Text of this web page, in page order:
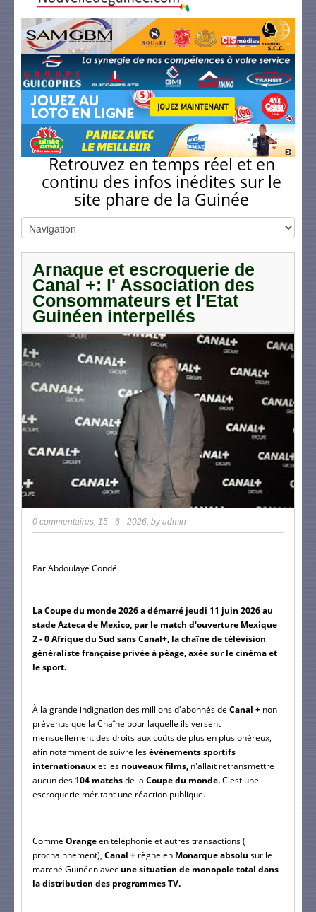
Retrouvez en temps réel et en
continu des infos inédites sur le
site phare de la Guinée
Arnaque et escroquerie de
Canal +: l' Association des
Consommateurs et l'Etat
Guinéen interpellés
0 commentaires, 15 - 6 - 2026, byadmin
Par Abdoulaye Condé
La Coupe du monde 2026 a démarré jeudi 11 juin 2026 au
stade Azteca de Mexico, par le match d'ouverture Mexique
2 - 0 Afrique du Sud sans Canal+, la chaîne de télévision
généraliste française privée à péage, axée sur le cinéma et
le sport.
À la grande indignation des millions d'abonnés de Canal + non
prévenus que la Chaîne pour laquelle ils versent
mensuellement des droits aux coûts de plus en plus onéreux,
afin notamment de suivre les événements sportifs
internationaux et les nouveaux films, n'allait retransmettre
aucun des 104 matchs de la Coupe du monde. C'est une
escroquerie méritant une réaction publique.
Comme Orange en téléphonie et autres transactions (
prochainnement), Canal + règne en Monarque absolu sur le
marché Guinéen avec une situation de monopole total dans
la distribution des programmes TV.